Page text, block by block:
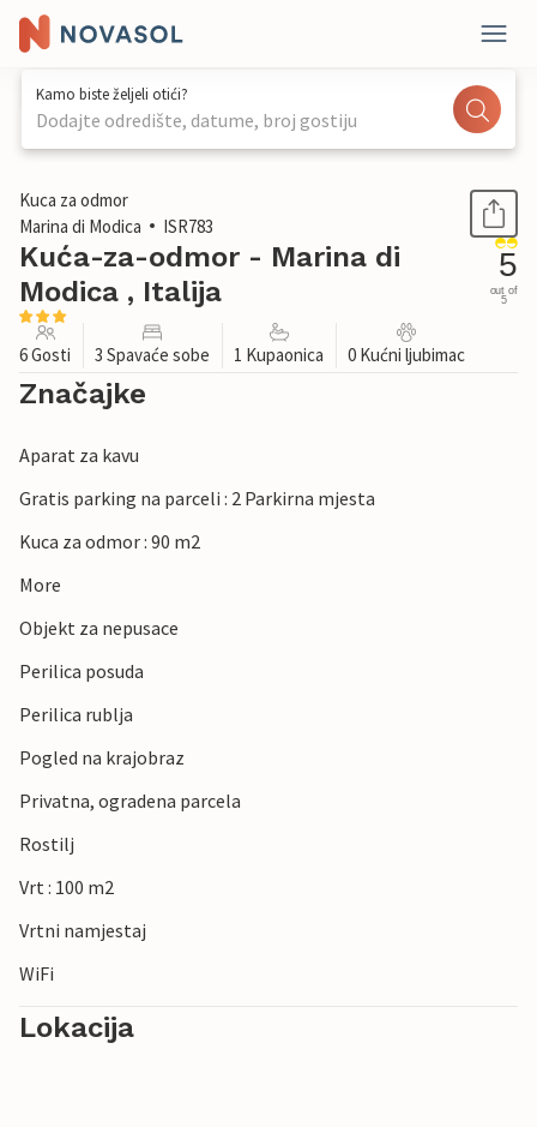
Kamo biste željeli otići?
Dodajte odredište, datume, broj gostiju
1 / 17
Kuca za odmor
Marina di Modica
ISR783
Kuća-za-odmor - Marina di
Modica , Italija
5
out of
5
6 Gosti 3 Spavaće sobe 1 Kupaonica 0 Kućni ljubimac
Značajke
Aparat za kavu
Gratis parking na parceli : 2 Parkirna mjesta
Kuca za odmor : 90 m2
More
Objekt za nepusace
Perilica posuda
Perilica rublja
Pogled na krajobraz
Privatna, ogradena parcela
Rostilj
Vrt : 100 m2
Vrtni namjestaj
WiFi
Lokacija